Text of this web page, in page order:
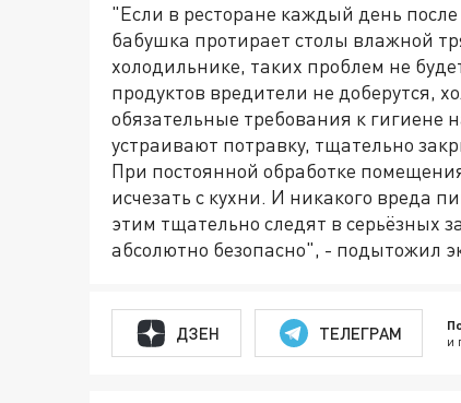
"Если в ресторане каждый день
бабушка протирает столы влажной
холодильнике, таких проблем не
продуктов вредители не доберутся,
обязательные требования к гигиене
устраивают потравку, тщательно
При постоянной обработке
исчезать с кухни. И никакого вреда
этим тщательно следят в серьёзных
абсолютно безопасно", - подытожил
ДЗЕН ТЕЛЕГРАМ и